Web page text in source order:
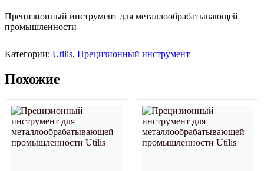
Прецизионный инструмент для металлообрабатывающей
промышленности
Категории: Utilis, Прецизионный инструмент
Похожие